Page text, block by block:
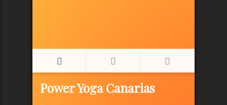
Power Yoga Canarias